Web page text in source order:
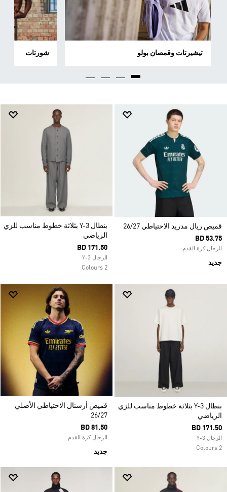
تيشيرتات وقمصان بولو شورتات
قميص ريال مدريد الاحتياطي 26/27
BD 53.75
الرجال كرة القدم
جديد
بنطال Y-3 بثلاثة خطوط مناسب للزي
الرياضي
BD 171.50
الرجال Y-3
2 Colours
بنطال Y-3 بثلاثة خطوط مناسب للزي
الرياضي
BD 171.50
الرجال Y-3
2 Colours
قميص أرسنال الاحتياطي الأصلي
26/27
BD 81.50
الرجال كرة القدم
جديد